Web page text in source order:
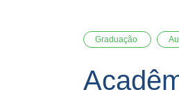
Graduação